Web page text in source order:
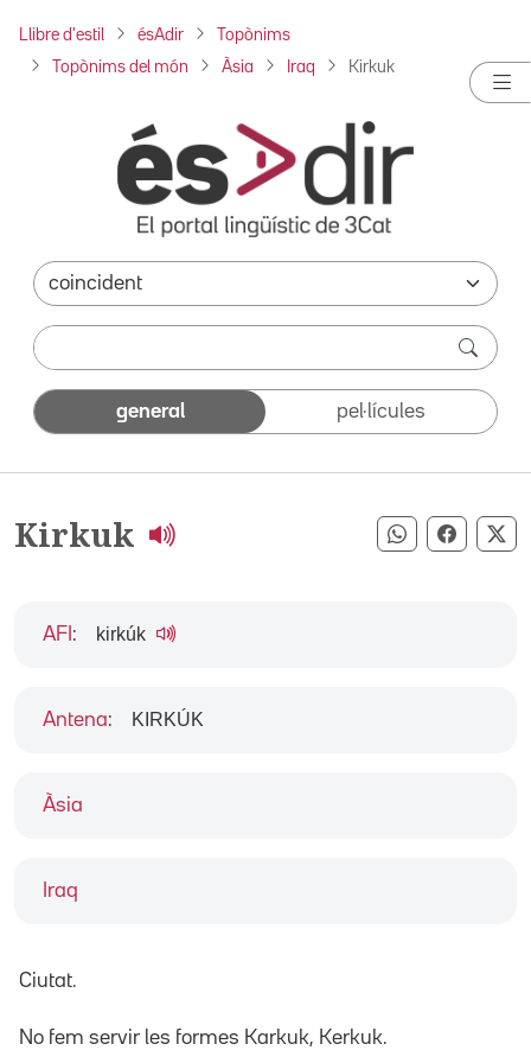
Llibre d'estil ésAdir Topònims
Topònims del món Àsia Iraq Kirkuk
general pel·lícules
Kirkuk Compartir
Àsia
Iraq
AFI : kirkúk
Antena: KIRKÚK
Ciutat.
No fem servir les formes Karkuk, Kerkuk.